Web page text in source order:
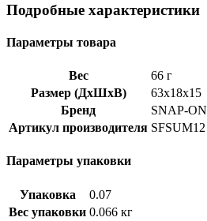
Подробные характеристики
Параметры товара
Вес
66 г
Размер (ДхШхВ)
63x18x15
Бренд
SNAP-ON
Артикул производителя SFSUM12
Параметры упаковки
Упаковка
0.07
Вес упаковки 0.066 кг